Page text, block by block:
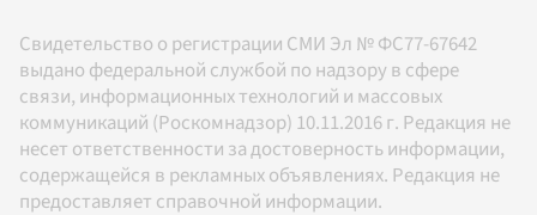
Свидетельство о регистрации СМИ Эл № ФС77-67642
выдано федеральной службой по надзору в сфере
связи, информационных технологий и массовых
коммуникаций (Роскомнадзор) 10.11.2016 г. Редакция не
несет ответственности за достоверность информации,
содержащейся в рекламных объявлениях. Редакция не
предоставляет справочной информации.